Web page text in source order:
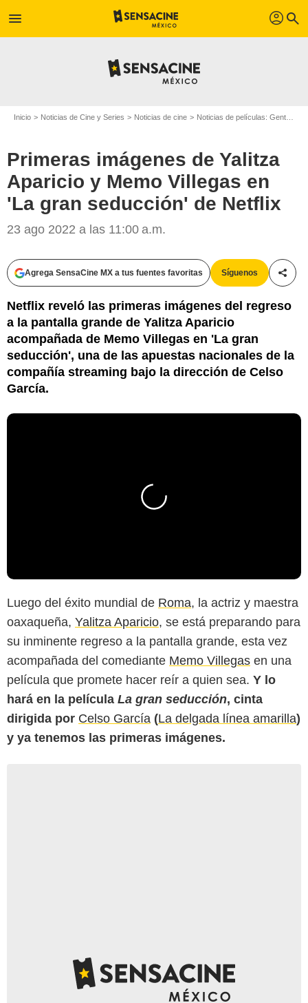
menu profil search
Inicio Noticias de Cine y Series Noticias de cine Noticias de películas: Gente
Primeras imágenes de Yalitza
Aparicio y Memo Villegas en
'La gran seducción' de Netflix
23 ago 2022 a las 11:00 a.m.
Agrega SensaCine MX a tus fuentes favoritas Síguenos
Netflix reveló las primeras imágenes del regreso
a la pantalla grande de Yalitza Aparicio
acompañada de Memo Villegas en 'La gran
seducción', una de las apuestas nacionales de la
compañía streaming bajo la dirección de Celso
García.
Luego del éxito mundial de Roma, la actriz y maestra
oaxaqueña, Yalitza Aparicio, se está preparando para
su inminente regreso a la pantalla grande, esta vez
acompañada del comediante Memo Villegas en una
película que promete hacer reír a quien sea. Y lo
hará en la película La gran seducción, cinta
dirigida por Celso García (La delgada línea amarilla)
y ya tenemos las primeras imágenes.